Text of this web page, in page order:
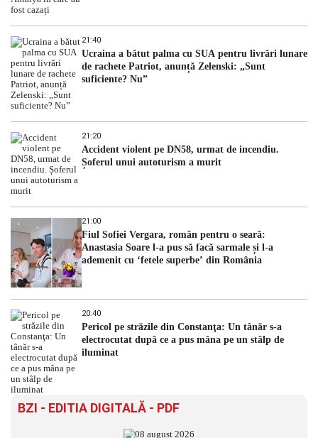
21:40
Ucraina a bătut palma cu SUA pentru livrări lunare
de rachete Patriot, anunță Zelenski: „Sunt
suficiente? Nu”
21:20
Accident violent pe DN58, urmat de incendiu.
Șoferul unui autoturism a murit
21:00
Fiul Sofiei Vergara, român pentru o seară:
Anastasia Soare l-a pus să facă sarmale și l-a
ademenit cu ‘fetele superbe’ din România
20:40
Pericol pe străzile din Constanţa: Un tânăr s-a
electrocutat după ce a pus mâna pe un stâlp de
iluminat
BZI - EDITIA DIGITALĂ - PDF